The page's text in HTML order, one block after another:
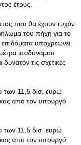
έτους.
που θα έχουν τυχόν
του πήχη για το
υποχρεώνει
ισοδύναμου
τις σχετικές
των 11,5 δισ. ευρώ
από τον υπουργό
των 11,5 δισ. ευρώ
από τον υπουργό